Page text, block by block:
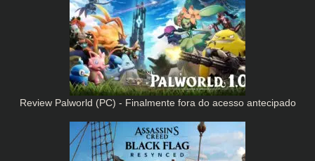
Review Palworld (PC) - Finalmente fora do acesso antecipado